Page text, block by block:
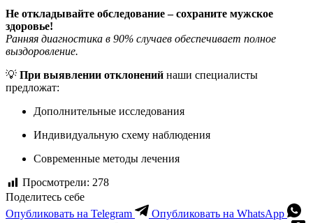
Не откладывайте обследование – сохраните мужское
здоровье!
Ранняя диагностика в 90% случаев обеспечивает полное
выздоровление.
💡 При выявлении отклонений наши специалисты
предложат:
Дополнительные исследования
Индивидуальную схему наблюдения
Современные методы лечения
Просмотрели: 278
Поделитесь себе
Опубликовать на Telegram
Опубликовать на WhatsApp